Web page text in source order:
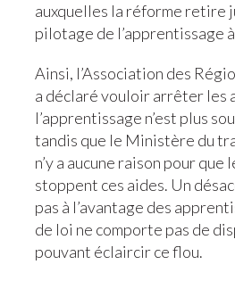
auxquelles la réforme retire
pilotage de l’apprentissage
Ainsi, l’Association des
a déclaré vouloir arrêter les
l’apprentissage n’est plus
tandis que le Ministère du
n’y a aucune raison pour que
stoppent ces aides. Un
pas à l’avantage des
de loi ne comporte pas de
pouvant éclaircir ce flou.